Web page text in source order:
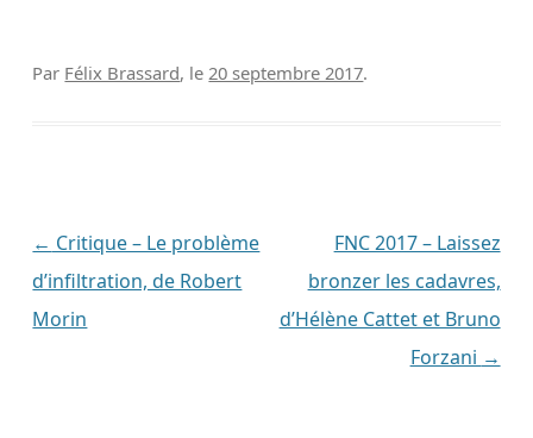
Par Félix Brassard, le 20 septembre 2017.
Navigation
des
articles
← Critique – Le problème
d’infiltration, de Robert
Morin
FNC 2017 – Laissez
bronzer les cadavres,
d’Hélène Cattet et Bruno
Forzani →